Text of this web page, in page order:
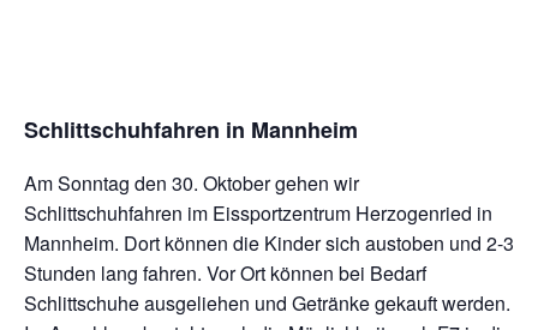
Schlittschuhfahren in Mannheim
Am Sonntag den 30. Oktober gehen wir
Schlittschuhfahren im Eissportzentrum Herzogenried in
Mannheim. Dort können die Kinder sich austoben und 2-3
Stunden lang fahren. Vor Ort können bei Bedarf
Schlittschuhe ausgeliehen und Getränke gekauft werden.